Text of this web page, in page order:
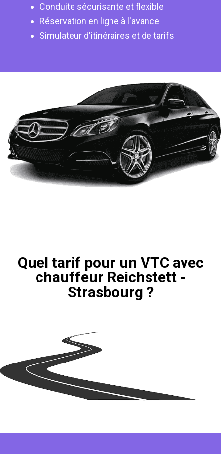
Conduite sécurisante et flexible
Réservation en ligne à l'avance
Simulateur d'itinéraires et de tarifs
Quel tarif pour un VTC avec
chauffeur Reichstett -
Strasbourg ?